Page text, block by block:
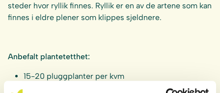
steder hvor ryllik finnes. Ryllik er en av de artene som kan
finnes i eldre plener som klippes sjeldnere.
Anbefalt plantetetthet:
15-20 pluggplanter per kvm
5-10 pluggplanter per kvm ved kombinasjon med